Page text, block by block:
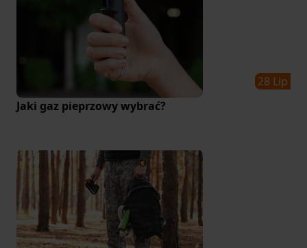
28 Lip
Jaki gaz pieprzowy wybrać?